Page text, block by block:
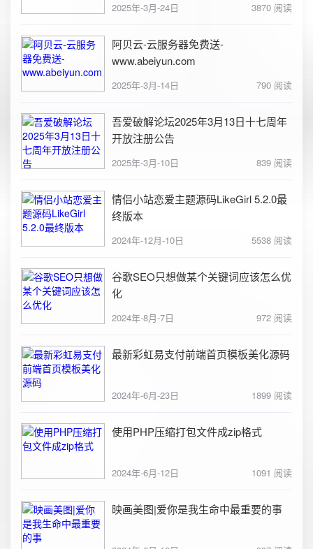
2025年-3月-24日 3870 阅读
阿贝云-云服务器免费送-
www.abeiyun.com
2025年-3月-14日 790 阅读
吾爱破解论坛2025年3月13日十七周年
开放注册公告
2025年-3月-10日 839 阅读
情侣小站恋爱主题源码LikeGirl 5.2.0最
终版本
2024年-12月-10日 5538 阅读
谷歌SEO只想做某个关键词应该怎么优
化
2024年-8月-7日 972 阅读
最新彩虹易支付前端首页模板美化源码
2024年-6月-23日 1899 阅读
使用PHP压缩打包文件成zip格式
2024年-6月-12日 1091 阅读
映画美图|爱你是我生命中最重要的事